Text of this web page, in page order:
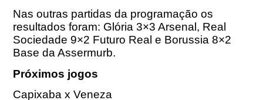
Nas outras partidas da programação os
resultados foram: Glória 3×3 Arsenal, Real
Sociedade 9×2 Futuro Real e Borussia 8×2
Base da Assermurb.
Próximos jogos
Capixaba x Veneza